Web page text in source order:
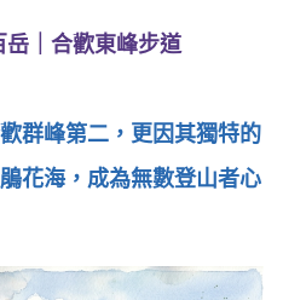
｜合歡東峰步道
群峰第二，更因其獨特的
花海，成為無數登山者心